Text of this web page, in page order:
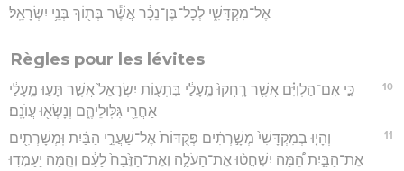
אֶל־מִקְדָּשִׁ֑י לְכָל־בֶּן־נֵכָ֔ר אֲשֶׁ֕ר בְּת֖וֹךְ בְּנֵ֥י יִשְׂרָאֵֽל׃
Règles pour les lévites
10
כִּ֣י אִם־הַלְוִיִּ֗ם אֲשֶׁ֤ר רָֽחֲקוּ֙ מֵֽעָלַ֔י בִּתְע֤וֹת יִשְׂרָאֵל֙ אֲשֶׁ֣ר תָּע֣וּ מֵֽעָלַ֔י
אַחֲרֵ֖י גִּלּֽוּלֵיהֶ֑ם וְנָשְׂא֖וּ עֲוֺנָֽם׃
11
וְהָי֤וּ בְמִקְדָּשִׁי֙ מְשָׁ֣רְתִ֔ים פְּקֻדּוֹת֙ אֶל־שַׁעֲרֵ֣י הַבַּ֔יִת וּֽמְשָׁרְתִ֖ים
אֶת־הַבָּ֑יִת הֵ֠מָּה יִשְׁחֲט֨וּ אֶת־הָעֹלָ֤ה וְאֶת־הַזֶּ֙בַח֙ לָעָ֔ם וְהֵ֛מָּה יַעַמְד֥וּ